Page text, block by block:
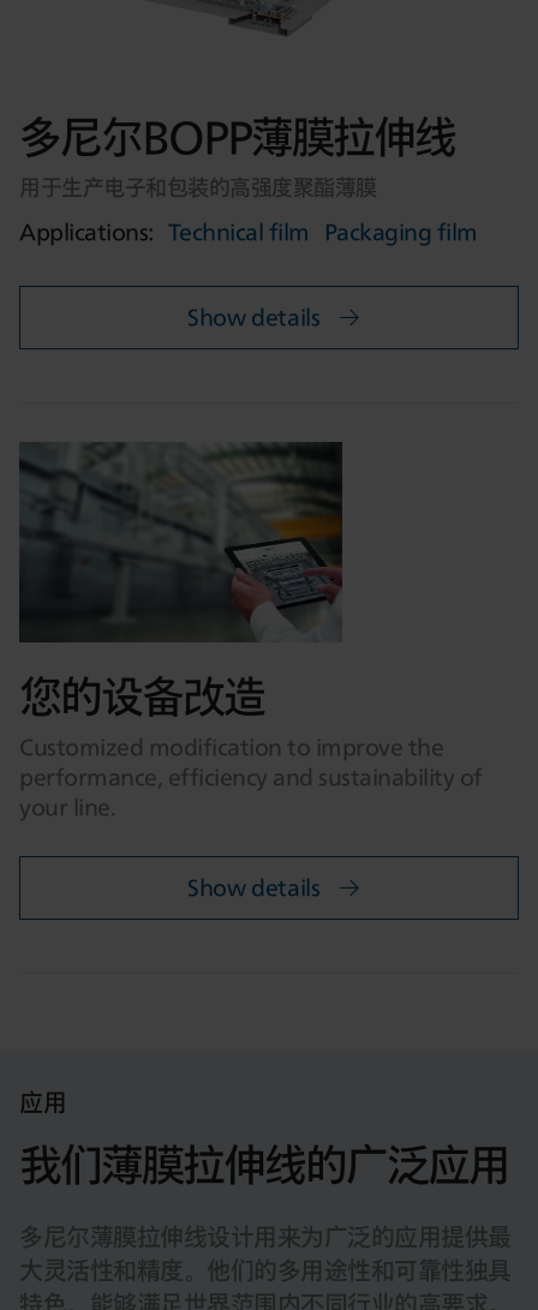
多尼尔BOPP薄膜拉伸线
用于生产电子和包装的高强度聚酯薄膜
Applications: Technical film Packaging film
Show details
您的设备改造
Customized modification to improve the
performance, efficiency and sustainability of
your line.
Show details
应用
我们薄膜拉伸线的广泛应用
多尼尔薄膜拉伸线设计用来为广泛的应用提供最
大灵活性和精度。他们的多用途性和可靠性独具
特色，能够满足世界范围内不同行业的高要求。